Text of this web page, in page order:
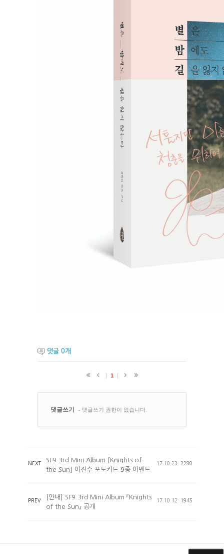
댓글 0개
NEXT
SF9 3rd Mini Album [Knights of
the Sun] 이진수 포토카드 9종 이벤트
17.10.23 2280
PREV
[안내] SF9 3rd Mini Album 『Knights
of the Sun』 공개
17.10.12 1945